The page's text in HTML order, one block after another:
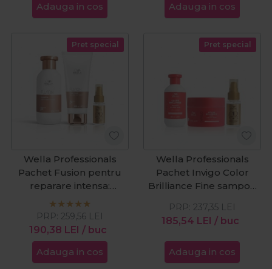
Adauga in cos
par vopsit cu structura
fina normala 1000 ml +
Performance fixativ
Adauga in cos
Pret special
Wella Professionals
Pachet Fusion pentru
reparare intensa:
sampon 250ml + balsam
200ml & Ulei de par Oil
Reflections 30ml
190,38 LEI / buc
PRP: 259,56 LEI
Adauga in cos
Pret special
Wella Professionals
Pachet Invigo Color
Brilliance Fine sampon
Ulei de par Oil
Reflections 30ml
185,54 LEI / buc
PRP: 237,35 LEI
Adauga in cos